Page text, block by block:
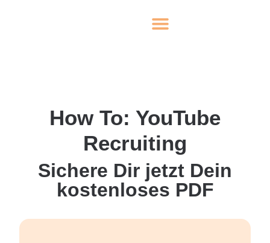
How To: YouTube
Recruiting
Sichere Dir jetzt Dein
kostenloses PDF